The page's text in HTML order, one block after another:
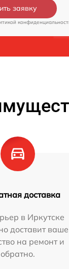
заявку
доставка
в Иркутске
доставит ваше
на ремонт и
обратно.